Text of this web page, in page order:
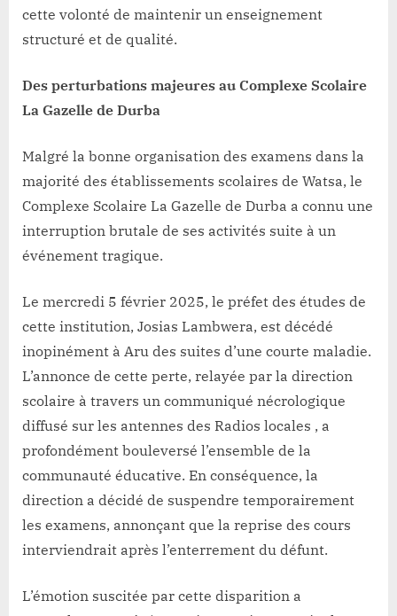
cette volonté de maintenir un enseignement
structuré et de qualité.
Des perturbations majeures au Complexe Scolaire
La Gazelle de Durba
Malgré la bonne organisation des examens dans la
majorité des établissements scolaires de Watsa, le
Complexe Scolaire La Gazelle de Durba a connu une
interruption brutale de ses activités suite à un
événement tragique.
Le mercredi 5 février 2025, le préfet des études de
cette institution, Josias Lambwera, est décédé
inopinément à Aru des suites d’une courte maladie.
L’annonce de cette perte, relayée par la direction
scolaire à travers un communiqué nécrologique
diffusé sur les antennes des Radios locales , a
profondément bouleversé l’ensemble de la
communauté éducative. En conséquence, la
direction a décidé de suspendre temporairement
les examens, annonçant que la reprise des cours
interviendrait après l’enterrement du défunt.
L’émotion suscitée par cette disparition a